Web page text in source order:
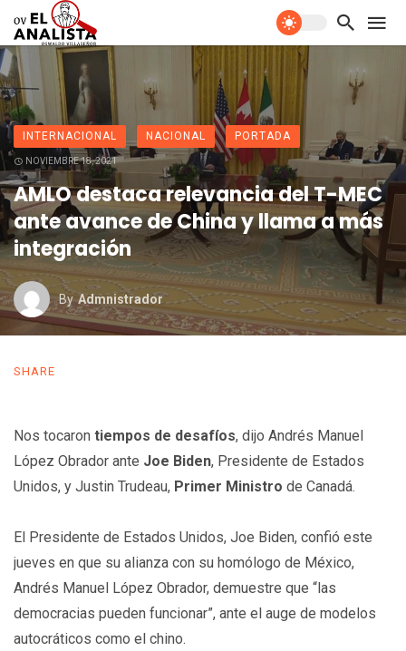
INTERNACIONAL NACIONAL PORTADA
NOVIEMBRE 18, 2021
AMLO destaca relevancia del T-MEC
ante avance de China y llama a más
integración
By Admnistrador
SHARE
Nos tocaron tiempos de desafíos, dijo Andrés Manuel
López Obrador ante Joe Biden, Presidente de Estados
Unidos, y Justin Trudeau, Primer Ministro de Canadá.
El Presidente de Estados Unidos, Joe Biden, confió este
jueves en que su alianza con su homólogo de México,
Andrés Manuel López Obrador, demuestre que “las
democracias pueden funcionar”, ante el auge de modelos
autocráticos como el chino.